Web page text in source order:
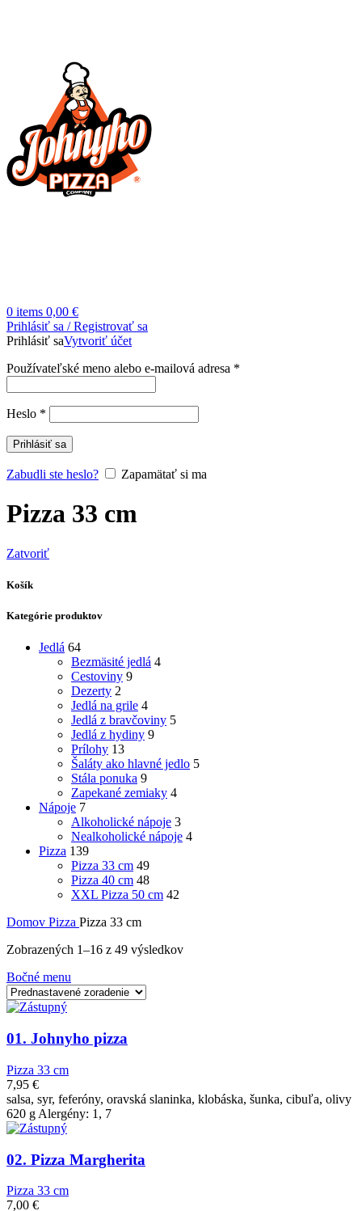
0 items 0,00 €
Prihlásiť sa / Registrovať sa
Prihlásiť saVytvoriť účet
Používateľské meno alebo e-mailová adresa *
Heslo *
Prihlásiť sa
Zabudli ste heslo? Zapamätať si ma
Pizza 33 cm
Zatvoriť
Košík
Kategórie produktov
Jedlá 64
Bezmäsité jedlá 4
Cestoviny 9
Dezerty 2
Jedlá na grile 4
Jedlá z bravčoviny 5
Jedlá z hydiny 9
Prílohy 13
Šaláty ako hlavné jedlo 5
Stála ponuka 9
Zapekané zemiaky 4
Nápoje 7
Alkoholické nápoje 3
Nealkoholické nápoje 4
Pizza 139
Pizza 33 cm 49
Pizza 40 cm 48
XXL Pizza 50 cm 42
Domov Pizza Pizza 33 cm
Zobrazených 1–16 z 49 výsledkov
Bočné menu
01. Johnyho pizza
Pizza 33 cm
7,95 €
salsa, syr, feferóny, oravská slaninka, klobáska, šunka, cibuľa, olivy
620 g Alergény: 1, 7
02. Pizza Margherita
Pizza 33 cm
7,00 €